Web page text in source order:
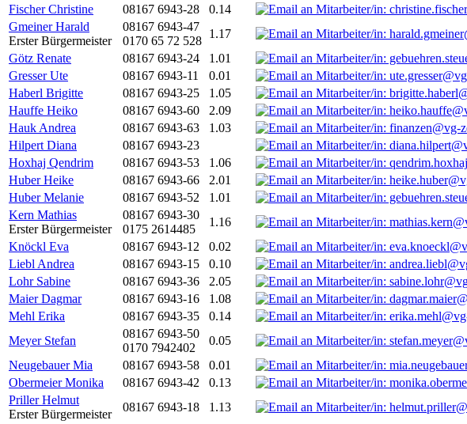
Fischer Christine
08167 6943-28 0.14
Gmeiner Harald
Erster Bürgermeister
08167 6943-47
0170 65 72 528
1.17
Götz Renate
08167 6943-24 1.01
Gresser Ute
08167 6943-11 0.01
Haberl Brigitte
08167 6943-25 1.05
Hauffe Heiko
08167 6943-60 2.09
Hauk Andrea
08167 6943-63 1.03
Hilpert Diana
08167 6943-23
Hoxhaj Qendrim
08167 6943-53 1.06
Huber Heike
08167 6943-66 2.01
Huber Melanie
08167 6943-52 1.01
Kern Mathias
Erster Bürgermeister
08167 6943-30
0175 2614485
1.16
Knöckl Eva
08167 6943-12 0.02
Liebl Andrea
08167 6943-15 0.10
Lohr Sabine
08167 6943-36 2.05
Maier Dagmar
08167 6943-16 1.08
Mehl Erika
08167 6943-35 0.14
Meyer Stefan
08167 6943-50
0170 7942402
0.05
Neugebauer Mia
08167 6943-58 0.01
Obermeier Monika
08167 6943-42 0.13
Priller Helmut
Erster Bürgermeister
08167 6943-18 1.13